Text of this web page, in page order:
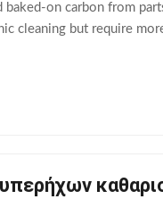
on carbon from
cleaning but require